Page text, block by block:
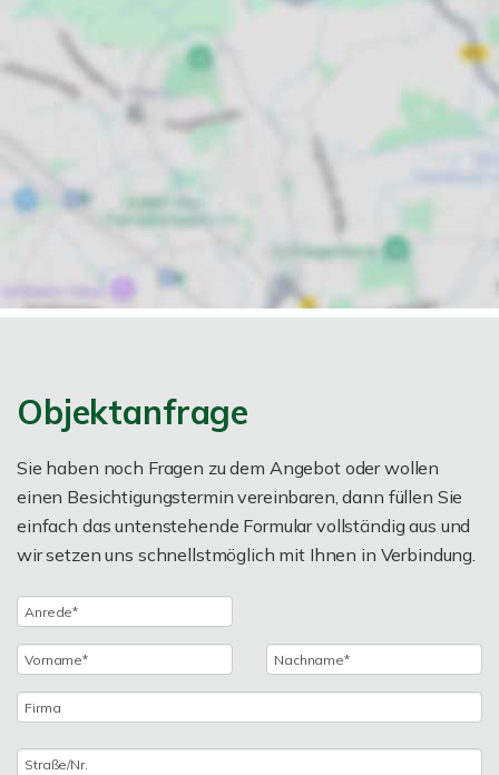
Objektanfrage
Sie haben noch Fragen zu dem Angebot oder wollen
einen Besichtigungstermin vereinbaren, dann füllen Sie
einfach das untenstehende Formular vollständig aus und
wir setzen uns schnellstmöglich mit Ihnen in Verbindung.